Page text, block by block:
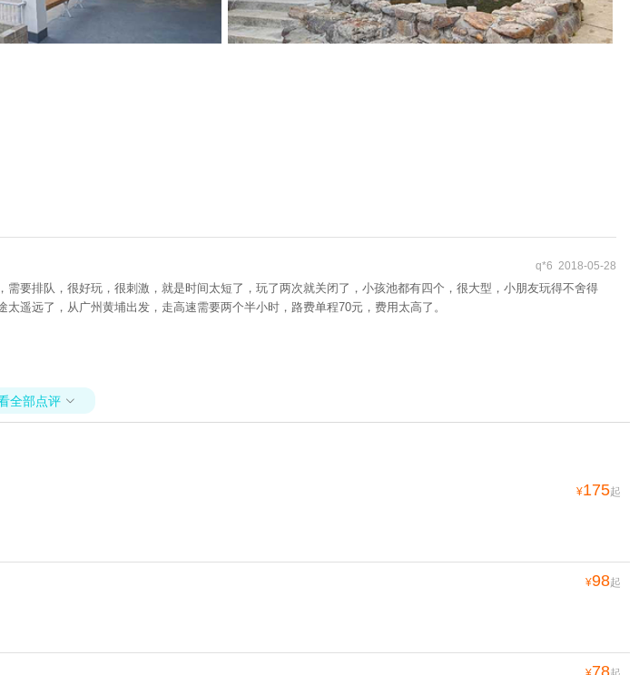
q*6 2018-05-28
要排队，很好玩，很刺激，就是时间太短了，玩了两次就关闭了，小孩池都有四个，很大型，小朋友玩得不舍得
遥远了，从广州黄埔出发，走高速需要两个半小时，路费单程70元，费用太高了。